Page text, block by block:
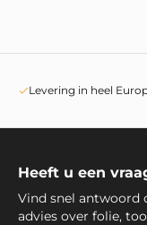
Levering in heel
Heeft u een
Vind snel antwoord
advies over folie,